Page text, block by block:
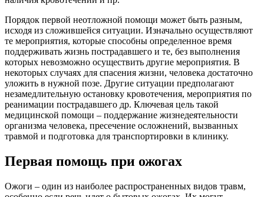
Порядок первой неотложной помощи может быть разным,
исходя из сложившейся ситуации. Изначально осуществляют
те мероприятия, которые способны определенное время
поддерживать жизнь пострадавшего и те, без выполнения
которых невозможно осуществить другие мероприятия. В
некоторых случаях для спасения жизни, человека достаточно
уложить в нужной позе. Другие ситуации предполагают
незамедлительную остановку кровотечения, мероприятия по
реанимации пострадавшего др. Ключевая цель такой
медицинской помощи – поддержание жизнедеятельности
организма человека, пресечение осложнений, вызванных
травмой и подготовка для транспортировки в клинику.
Первая помощь при ожогах
Ожоги – один из наиболее распространенных видов травм,